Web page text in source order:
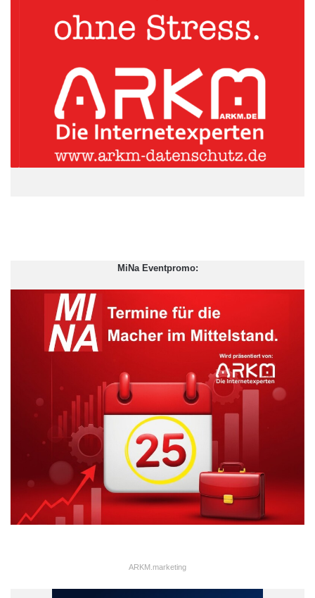
Publishing-Awards. Ramge hat bis heute zehn Sachbücher
veröffentlicht, darunter den Spiegel-Bestseller „Die Flicks“.
Zusammen mit Holm Friebe schrieb er das Kultbuch Marke
Eigenbau. 2011 erschien von ihm Data Unser (bei Redline,
zusammen mit Björn Bloching und Lars Luck). Das Buch war
für den International Book Award nominiert und wurde ins
Englische und Chinesische übersetzt. 2012 publizierte er
zusammen mit Juergen Erbeldinger und Erik Spiekermann ein
Buch über Design Thinking. Zuletzt erschienen von ihm bei
Rowohlt eine Erzählung über Bullshit in Großkonzernen sowie
das Analytics-Praxisbuch Smart Data.
ARKM.marketing
MiNa Eventpromo:
ARKM.marketing